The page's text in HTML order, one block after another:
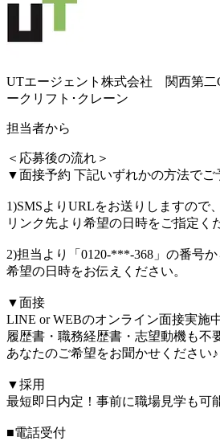
UTエージェント株式会社 関西第二
ークリフト･クレーン
担当者から
＜応募後の流れ＞
▼面接予約 下記いずれかの方法でご
1)SMSよりURLをお送りしますので、
リンク先より希望の日時をご指定く
2)担当より「0120-***-368」の番号か
希望の日時をお伝えください。
▼面接
LINE or WEBのオンライン面接実施
履歴書・職務経歴書・志望動機も不
あなたのご希望をお聞かせください♪
▼採用
最短即日内定！事前に職場見学も可
■電話受付